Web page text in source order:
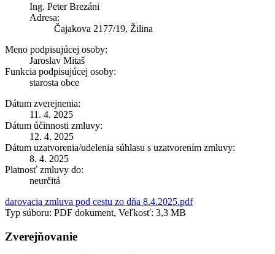
Ing. Peter Brezáni
Adresa:
Čajakova 2177/19, Žilina
Meno podpisujúcej osoby:
Jaroslav Mitaš
Funkcia podpisujúcej osoby:
starosta obce
Dátum zverejnenia:
11. 4. 2025
Dátum účinnosti zmluvy:
12. 4. 2025
Dátum uzatvorenia/udelenia súhlasu s uzatvorením zmluvy:
8. 4. 2025
Platnosť zmluvy do:
neurčitá
darovacia zmluva pod cestu zo dňa 8.4.2025.pdf
Typ súboru: PDF dokument, Veľkosť: 3,3 MB
Zverejňovanie